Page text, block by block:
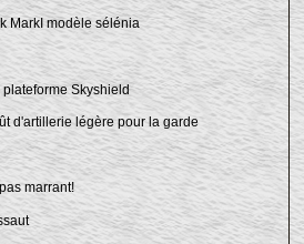
MarkI modèle sélénia
Skyshield
d'artillerie légère pour la garde
marrant!